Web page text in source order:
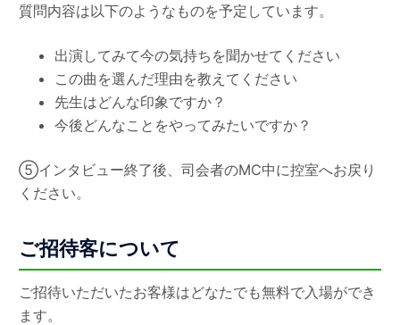
質問内容は以下のようなものを予定しています。
出演してみて今の気持ちを聞かせてください
この曲を選んだ理由を教えてください
先生はどんな印象ですか？
今後どんなことをやってみたいですか？
⑤インタビュー終了後、司会者のMC中に控室へお戻り
ください。
ご招待客について
ご招待いただいたお客様はどなたでも無料で入場ができ
ます。